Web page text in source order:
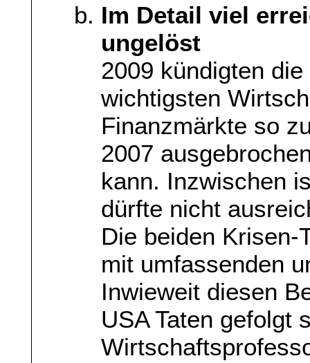
Im Detail viel
ungelöst
2009 kündigten
wichtigsten
Finanzmärkte so
2007
kann. Inzwischen
dürfte nicht
Die beiden Krisen-
mit umfassenden
Inwieweit diesen
USA Taten gefolgt